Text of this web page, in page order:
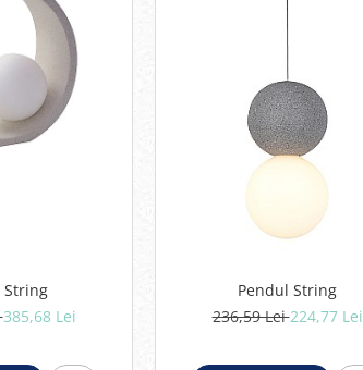
String
385,68 Lei
Pendul String
236,59 Lei224,77 Lei